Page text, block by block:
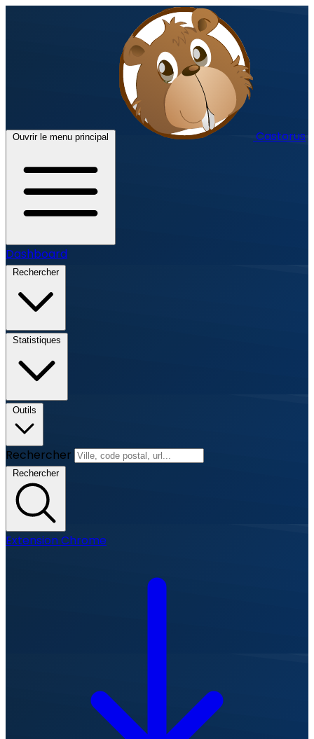
Ouvrir le menu principal Castorus
Dashboard
Rechercher
Statistiques
Outils
Rechercher
Rechercher
Extension Chrome